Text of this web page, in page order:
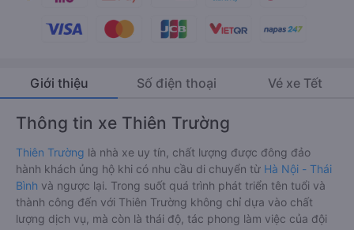
Giới thiệu Số điện thoại Vé xe Tết
Thông tin xe Thiên Trường
Thiên Trường là nhà xe uy tín, chất lượng được đông đảo
hành khách ủng hộ khi có nhu cầu di chuyển từ Hà Nội - Thái
Bình và ngược lại. Trong suốt quá trình phát triển tên tuổi và
thành công đến với Thiên Trường không chỉ dựa vào chất
lượng dịch vụ, mà còn là thái độ, tác phong làm việc của đội